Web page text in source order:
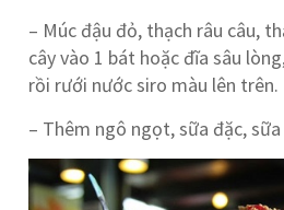
– Múc đậu đỏ, thạch râu câu,
cây vào 1 bát hoặc đĩa sâu
rồi rưới nước siro màu lên trên.
– Thêm ngô ngọt, sữa đặc,